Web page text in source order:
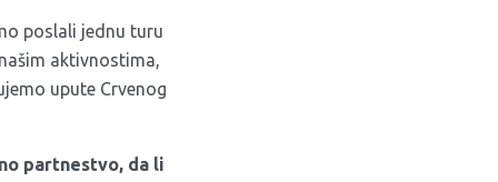
poslali jednu turu
aktivnostima,
upute Crvenog
partnestvo, da li